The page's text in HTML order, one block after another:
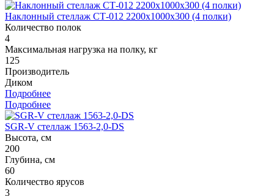
Наклонный стеллаж СТ-012 2200x1000x300 (4 полки)
Количество полок
4
Максимальная нагрузка на полку, кг
125
Производитель
Диком
Подробнее
Подробнее
SGR-V стеллаж 1563-2,0-DS
Высота, см
200
Глубина, см
60
Количество ярусов
3